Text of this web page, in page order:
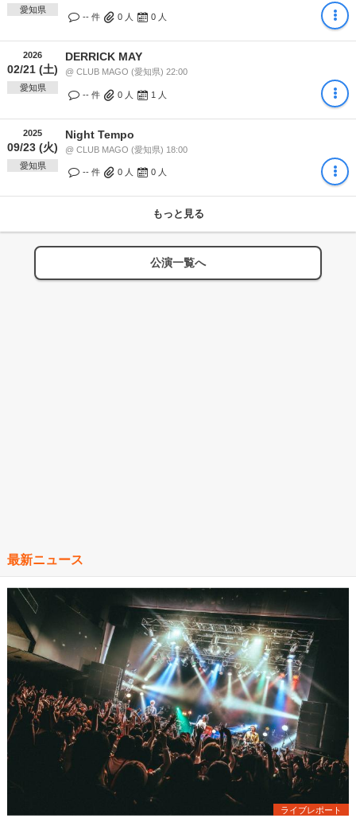
愛知県
-- 件 0 人 0 人
2026
02/21 (土)
愛知県
DERRICK MAY
@ CLUB MAGO (愛知県) 22:00
-- 件 0 人 1 人
2025
09/23 (火)
愛知県
Night Tempo
@ CLUB MAGO (愛知県) 18:00
-- 件 0 人 0 人
もっと見る
公演一覧へ
最新ニュース
ライブレポート